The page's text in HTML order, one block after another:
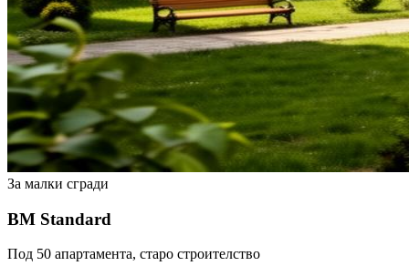
За малки сгради
ВМ Standard
Под 50 апартамента, старо строителство